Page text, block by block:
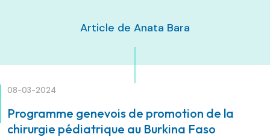
Article de Anata Bara
08-03-2024
Programme genevois de promotion de la
chirurgie pédiatrique au Burkina Faso